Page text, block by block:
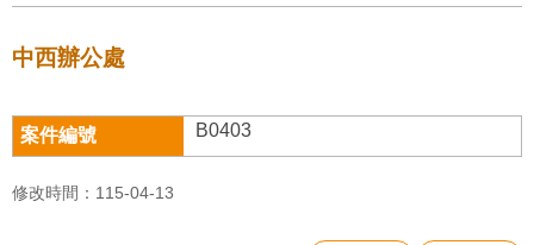
中西辦公處
B0403
修改時間：115-04-13